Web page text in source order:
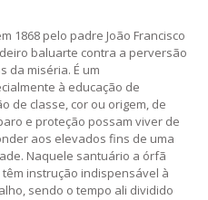
1868 pelo padre João Francisco
baluarte contra a perversão
da miséria. É um
à educação de
de classe, cor ou origem, de
e proteção possam viver de
aos elevados fins de uma
Naquele santuário a órfã
instrução indispensável à
sendo o tempo ali dividido